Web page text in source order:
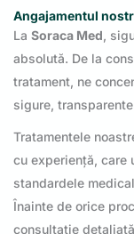
Angajamentul
La Soraca Med,
absolută. De la
tratament, ne
sigure,
Tratamentele
cu experiență, care
standardele
Înainte de orice
consultație